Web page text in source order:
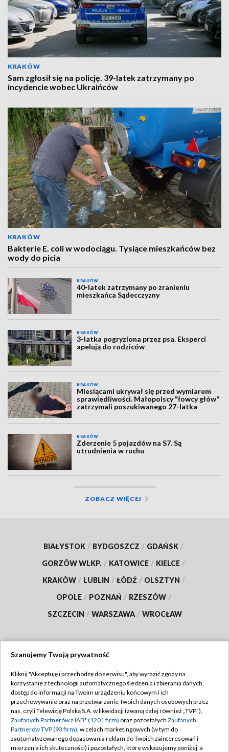
KRAKÓW
Sam zgłosił się na policję. 39-latek zatrzymany po
incydencie wobec Ukraińców
KRAKÓW
Bakterie E. coli w wodociągu. Tysiące mieszkańców bez
wody do picia
KRAKÓW
40-latek zatrzymany po zranieniu
mieszkańca Sądecczyzny
KRAKÓW
3-latka pogryziona przez psa. Eksperci
apelują do rodziców
KRAKÓW
Miesiącami ukrywał się przed wymiarem
sprawiedliwości. Małopolscy "łowcy głów"
zatrzymali poszukiwanego 27-latka
KRAKÓW
Zderzenie 5 pojazdów na S7. Są
utrudnienia w ruchu
ZOBACZ WIĘCEJ
BIAŁYSTOK / BYDGOSZCZ / GDAŃSK /
GORZÓW WLKP. / KATOWICE / KIELCE /
KRAKÓW / LUBLIN / ŁÓDŹ / OLSZTYN /
OPOLE / POZNAŃ / RZESZÓW /
SZCZECIN / WARSZAWA / WROCŁAW
TVP
Abonament TVP
Emisja w TVP
Centrum informacji TVP
Regulamin TVP
Polityka prywatności
Moje zgody
Szanujemy Twoją prywatność
Kliknij "Akceptuję i przechodzę do serwisu", aby wyrazić zgody na
korzystanie z technologii automatycznego śledzenia i zbierania danych,
dostęp do informacji na Twoim urządzeniu końcowym i ich
przechowywanie oraz na przetwarzanie Twoich danych osobowych przez
nas, czyli Telewizję Polską S.A. w likwidacji (zwaną dalej również „TVP”),
Zaufanych Partnerów z IAB* (1201 firm) oraz pozostałych Zaufanych
Partnerów TVP (93 firm), w celach marketingowych (w tym do
zautomatyzowanego dopasowania reklam do Twoich zainteresowań i
mierzenia ich skuteczności) i pozostałych, które wskazujemy poniżej, a